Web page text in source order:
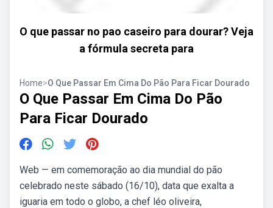
O que passar no pao caseiro para dourar? Veja
a fórmula secreta para
Home>O Que Passar Em Cima Do Pão Para Ficar Dourado
O Que Passar Em Cima Do Pão
Para Ficar Dourado
Web — em comemoração ao dia mundial do pão
celebrado neste sábado (16/10), data que exalta a
iguaria em todo o globo, a chef léo oliveira,